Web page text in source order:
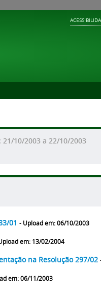
21/10/2003 a 22/10/2003
01 - Upload em: 06/10/2003
em: 13/02/2004
na Resolução 297/02
em: 06/11/2003